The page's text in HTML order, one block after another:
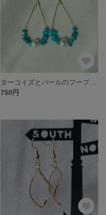
ターコイズとパールのフープピアス/イヤリング
750円